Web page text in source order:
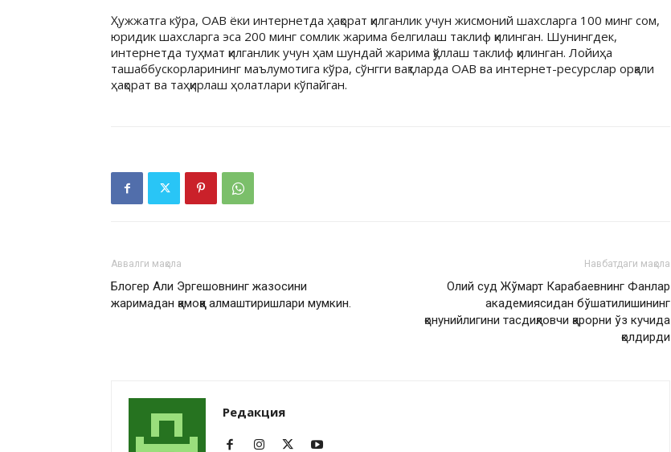
Ҳужжатга кўра, ОАВ ёки интернетда ҳақорат қилганлик учун жисмоний шахсларга 100 минг сом,
юридик шахсларга эса 200 минг сомлик жарима белгилаш таклиф қилинган. Шунингдек,
интернетда туҳмат қилганлик учун ҳам шундай жарима қўллаш таклиф қилинган. Лойиҳа
ташаббускорларининг маълумотига кўра, сўнгги вақтларда ОАВ ва интернет-ресурслар орқали
ҳақорат ва таҳқирлаш ҳолатлари кўпайган.
Аввалги мақола
Блогер Али Эргешовнинг жазосини
жаримадан қамоққа алмаштиришлари мумкин.
Навбатдаги мақола
Олий суд Жўмарт Карабаевнинг Фанлар
академиясидан бўшатилишининг
қонунийлигини тасдиқловчи қарорни ўз кучида
қолдирди
Редакция